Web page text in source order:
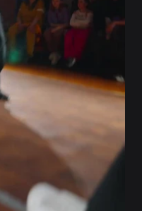
2025
2024,
VK